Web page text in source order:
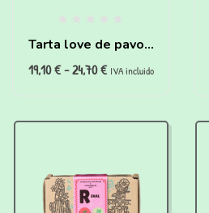
Tarta love de pavo y
zanahoria para
19,10€ - 24,70€ IVA incluido